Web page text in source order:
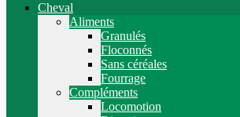
Cheval
Aliments
Granulés
Floconnés
Sans céréales
Fourrage
Compléments
Locomotion